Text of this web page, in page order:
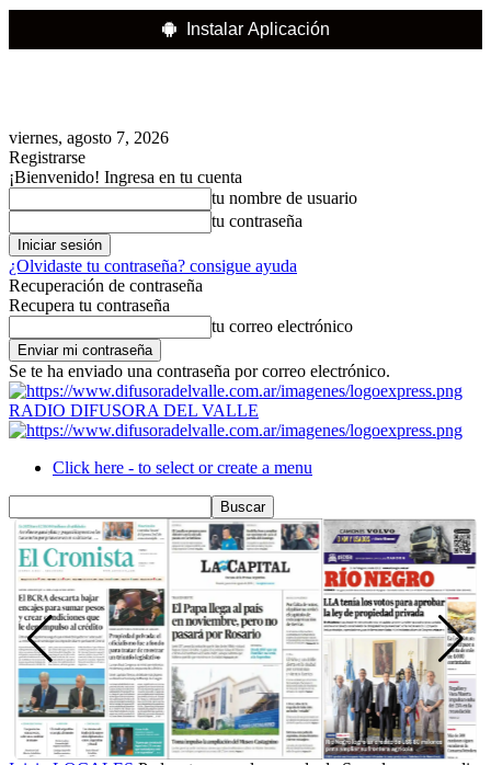
Instalar Aplicación
viernes, agosto 7, 2026
Registrarse
¡Bienvenido! Ingresa en tu cuenta
tu nombre de usuario
tu contraseña
¿Olvidaste tu contraseña? consigue ayuda
Recuperación de contraseña
Recupera tu contraseña
tu correo electrónico
Se te ha enviado una contraseña por correo electrónico.
RADIO DIFUSORA DEL VALLE
Click here - to select or create a menu